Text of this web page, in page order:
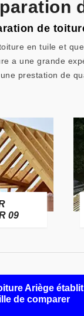
de
en tuile et
a une grande
une prestation de
09
Ariège
de comparer